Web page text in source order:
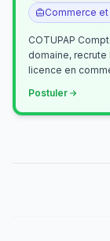
Commerce
COTUPAP
domaine, recrute Responsable Commercial Titulaire d’une
licence en
Postuler